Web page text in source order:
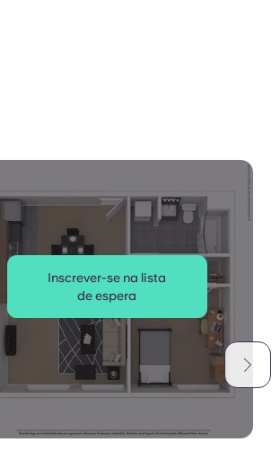
Inscrever-se na lista
de espera